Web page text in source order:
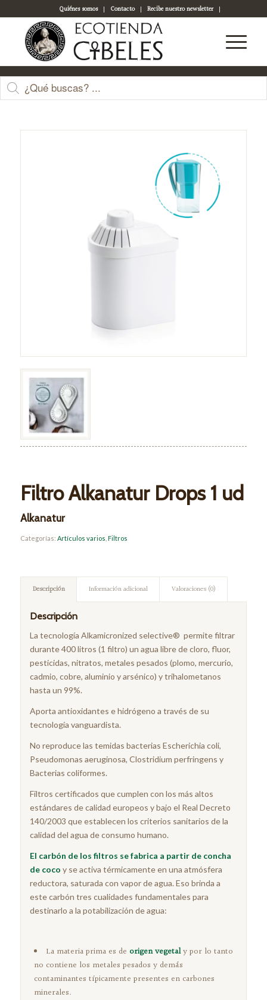
Quiénes somos Contacto
Recibe nuestro newsletter
Acceso a tu cuenta
Tienda
Filtro Alkanatur Drops 1 ud
Alkanatur
Categorías: Artículos varios Filtros
Descripción Información adicional Valoraciones (0)
Descripción
La tecnología Alkamicronized selective® permite filtrar
durante 400 litros (1 filtro) un agua libre de cloro, fluor,
pesticidas, nitratos, metales pesados (plomo, mercurio,
cadmio, cobre, aluminio y arsénico) y trihalometanos
hasta un 99%.
Aporta antioxidantes e hidrógeno a través de su
tecnología vanguardista.
No reproduce las temidas bacterias Escherichia coli,
Pseudomonas aeruginosa, Clostridium perfringens y
Bacterias coliformes.
Filtros certificados que cumplen con los más altos
estándares de calidad europeos y bajo el Real Decreto
140/2003 que establecen los criterios sanitarios de la
calidad del agua de consumo humano.
El carbón de los filtros se fabrica a partir de concha
de coco y se activa térmicamente en una atmósfera
reductora, saturada con vapor de agua. Eso brinda a
este carbón tres cualidades fundamentales para
destinarlo a la potabilización de agua:
La materia prima es de origen vegetaly por lo tanto
no contiene los metales pesados y demás
contaminantes típicamente presentes en carbones
minerales.